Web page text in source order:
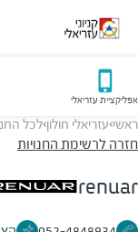
אפליקציית עזריאלי
ראשי>עזריאלי חולון>לכל
חזרה לרשימת החנויות
renuar